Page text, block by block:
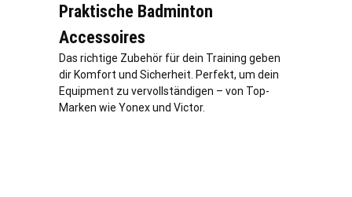
Praktische Badminton
Accessoires
Das richtige Zubehör für dein Training geben
dir Komfort und Sicherheit. Perfekt, um dein
Equipment zu vervollständigen – von Top-
Marken wie Yonex und Victor.